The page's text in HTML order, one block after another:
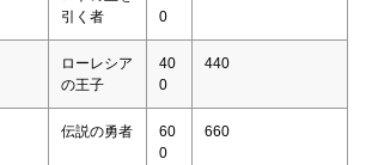
引く者
0
ローレシア
の王子
40
0
440
伝説の勇者
60
0
660